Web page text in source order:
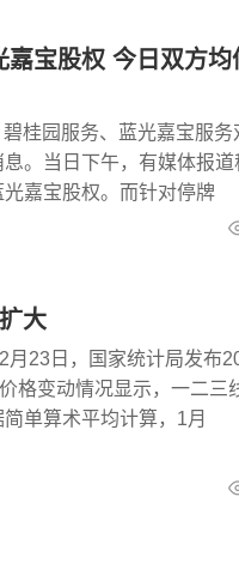
嘉宝股权 今日双方均
桂园服务、蓝光嘉宝服务
。当日下午，有媒体报道
嘉宝股权。而针对停牌
大
23日，国家统计局发布
格变动情况显示，一二三
单算术平均计算，1月